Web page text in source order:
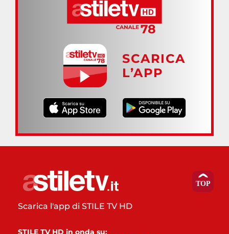
SCARICA
L’APP
Scarica l'app di STILE TV HD
STILE TV HD in onda su: